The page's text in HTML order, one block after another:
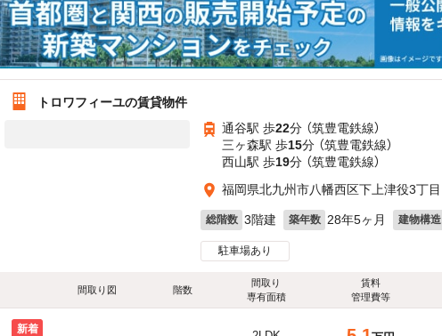
トロワフィーユの賃貸物件
通谷駅 歩22分 （筑豊電鉄線）
三ヶ森駅 歩15分 （筑豊電鉄線）
西山駅 歩19分 （筑豊電鉄線）
福岡県北九州市八幡西区下上津役3丁目
総階数 3階建 築年数 28年5ヶ月 建物構造
駐車場あり
間取り図 階数
間取り
専有面積
賃料
管理費等
新着